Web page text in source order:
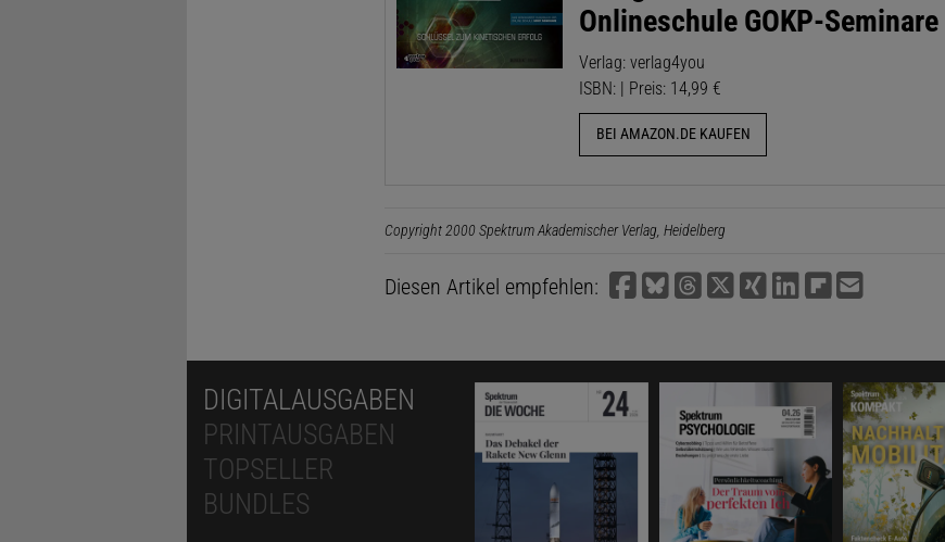
Onlineschule GOKP-Seminare
Verlag: verlag4you
ISBN: | Preis: 14,99 €
BEI AMAZON.DE KAUFEN
Copyright 2000 Spektrum Akademischer Verlag, Heidelberg
Diesen Artikel empfehlen:
DIGITALAUSGABEN
PRINTAUSGABEN
TOPSELLER
BUNDLES